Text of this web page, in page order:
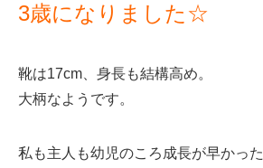
3歳になりました☆
靴は17cm、身長も結構高め。
大柄なようです。
私も主人も幼児のころ成長が早かった